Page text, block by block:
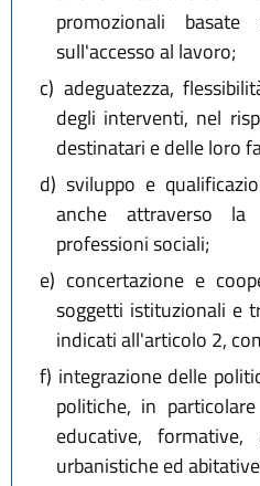
promozionali
sull'accesso al lavoro;
c) adeguatezza,
degli interventi, nel
destinatari e delle loro
d) sviluppo e
anche attraverso la
professioni sociali;
e) concertazione e
soggetti istituzionali e
indicati all'articolo 2,
f) integrazione delle
politiche, in
educative,
urbanistiche ed